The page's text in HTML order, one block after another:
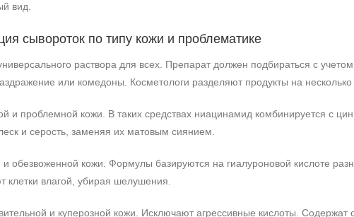
вид.
сывороток по типу кожи и проблематике
раствора для всех. Препарат должен подбираться с
или комедоны. Косметологи разделяют продукты на несколько
и проблемной кожи. В таких средствах ниацинамид комбинируется с
и серость, заменяя их матовым сиянием.
и обезвоженной кожи. Формулы базируются на гиалуроновой кислоте
клетки влагой, убирая шелушения.
и куперозной кожи. Исключают агрессивные кислоты. Содержат